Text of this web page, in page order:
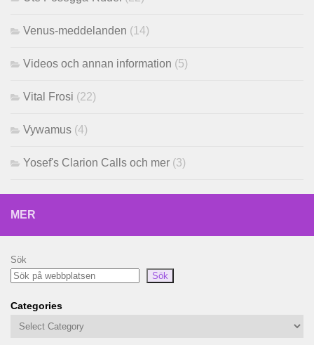
Venus-meddelanden (14)
Videos och annan information (5)
Vital Frosi (22)
Vywamus (4)
Yosef's Clarion Calls och mer (3)
MER
Sök
Sök
Categories